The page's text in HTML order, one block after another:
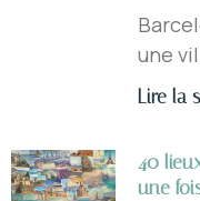
une
Lire la
40
une